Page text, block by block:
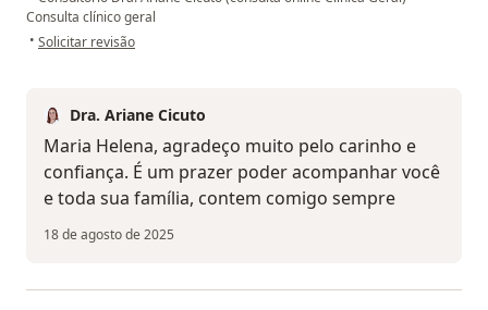
Consulta clínico geral
• na opinião do utilizador Maria Helena
Solicitar revisão
Dra. Ariane Cicuto
Maria Helena, agradeço muito pelo carinho e
confiança. É um prazer poder acompanhar você
e toda sua família, contem comigo sempre
18 de agosto de 2025